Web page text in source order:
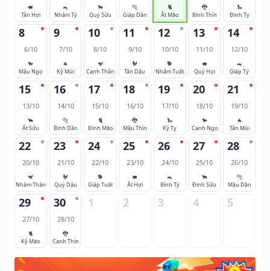
🐖
Tân Hợi
🐀
Nhâm Tý
🐂
Quý Sửu
🐅
Giáp Dần
🐈
Ất Mão
🐉
Bính Thìn
🐍
Đinh Tỵ
8
6/10
🐎
Mậu Ngọ
9
7/10
🐐
Kỷ Mùi
10
8/10
🐒
Canh Thân
11
9/10
🐓
Tân Dậu
12
10/10
🐕
Nhâm Tuất
13
11/10
🐖
Quý Hợi
14
12/10
🐀
Giáp Tý
15
13/10
🐂
Ất Sửu
16
14/10
🐅
Bính Dần
17
15/10
🐈
Đinh Mão
18
16/10
🐉
Mậu Thìn
19
17/10
🐍
Kỷ Tỵ
20
18/10
🐎
Canh Ngọ
21
19/10
🐐
Tân Mùi
22
20/10
🐒
Nhâm Thân
23
21/10
🐓
Quý Dậu
24
22/10
🐕
Giáp Tuất
25
23/10
🐖
Ất Hợi
26
24/10
🐀
Bính Tý
27
25/10
🐂
Đinh Sửu
28
26/10
🐅
Mậu Dần
29
27/10
🐈
Kỷ Mão
30
28/10
🐉
Canh Thìn
1 2 3 4 5